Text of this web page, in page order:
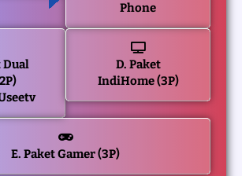
Phone
Dual
D. Paket
IndiHome (3P)
E. Paket Gamer (3P)